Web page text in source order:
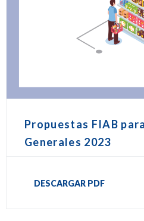
Propuestas FIAB
Generales 2023
DESCARGAR PDF